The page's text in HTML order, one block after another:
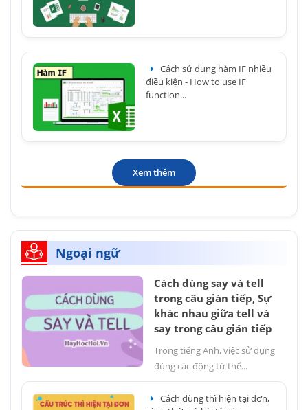
Cách sử dụng hàm IF nhiều
điều kiện - How to use IF
function...
Xem thêm
Ngoại ngữ
Cách dùng say và tell
trong câu gián tiếp, Sự
khác nhau giữa tell và
say trong câu gián tiếp
Trong tiếng Anh, việc sử dụng
đúng các động từ thể...
Cách dùng thì hiện tại đơn,